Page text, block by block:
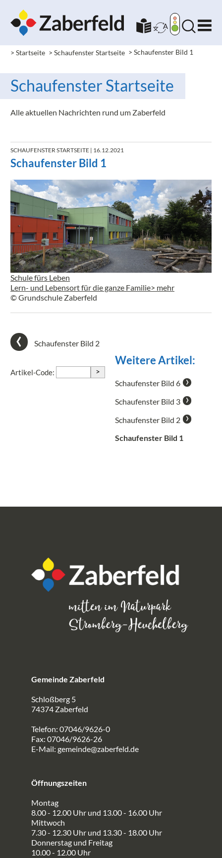
> Startseite > Schaufenster Startseite >Schaufenster Bild 1
Schaufenster Startseite
Alle aktuellen Nachrichten rund um Zaberfeld
SCHAUFENSTER STARTSEITE | 16.12.2021
Schaufenster Bild 1
Schule fürs Leben
Lern- und Lebensort für die ganze Familie> mehr
© Grundschule Zaberfeld
Schaufenster Bild 2
Artikel-Code: >
Weitere Artikel:
Schaufenster Bild 6
Schaufenster Bild 3
Schaufenster Bild 2
Schaufenster Bild 1
Gemeinde Zaberfeld
Schloßberg 5
74374 Zaberfeld
Telefon: 07046/9626-0
Fax: 07046/9626-26
E-Mail: gemeinde@zaberfeld.de
Öffnungszeiten
Montag
8.00 - 12.00 Uhr und 13.00 - 16.00 Uhr
Mittwoch
7.30 - 12.30 Uhr und 13.30 - 18.00 Uhr
Donnerstag und Freitag
10.00 - 12.00 Uhr